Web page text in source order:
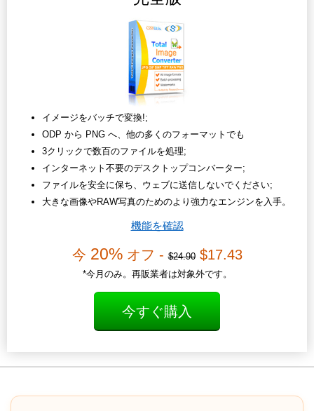
イメージをバッチで変換!;
ODP から PNG へ、他の多くのフォーマットでも
3クリックで数百のファイルを処理;
インターネット不要のデスクトップコンバーター;
ファイルを安全に保ち、ウェブに送信しないでください;
大きな画像やRAW写真のためのより強力なエンジンを入手。
機能を確認
今 20%オフ -$24.90$17.43
*今月のみ。再販業者は対象外です。
今すぐ購入